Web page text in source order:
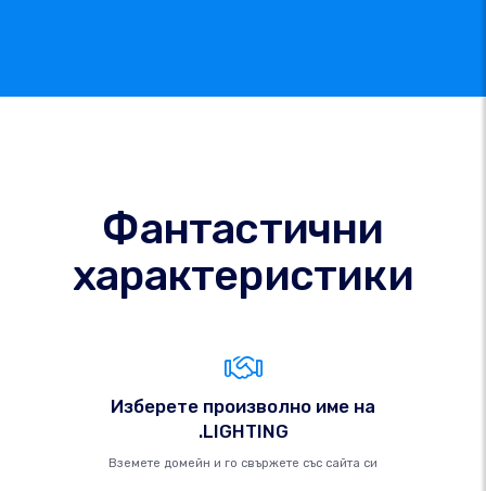
Фантастични
характеристики
Изберете произволно име на
.LIGHTING
Вземете домейн и го свържете със сайта си